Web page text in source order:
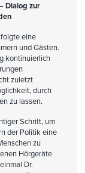
Dialog zur
eine
und Gästen.
kontinuierlich
zuletzt
durch
zu lassen.
Schritt, um
der Politik eine
zu
Hörgeräte
Dr.